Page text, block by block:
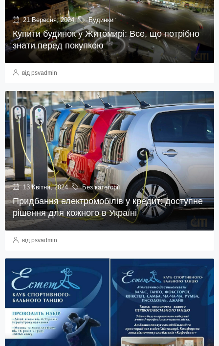
21 Вересня, 2024 Будинки
Купити будинок у Житомирі: Все, що потрібно
знати перед покупкою
від psvadmin
13 Квітня, 2024 Без категорії
Придбання електромобілів у кредит: доступне
рішення для кожного в Україні
від psvadmin